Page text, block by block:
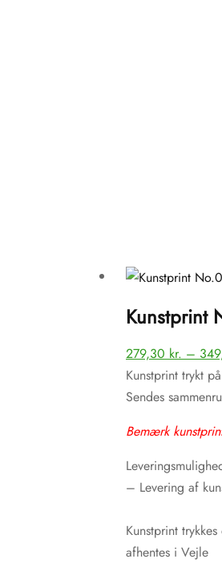
Kunstprint
279,30 kr. –
Kunstprint trykt
Sendes
Bemærk
– Levering af
Kunstprint
afhentes i Vejle